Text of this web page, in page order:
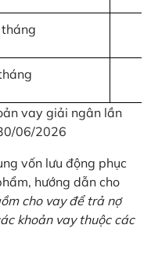
vay giải ngân lần
06/2026
vốn lưu động phục
hướng dẫn cho
cho vay để trả nợ
khoản vay thuộc các